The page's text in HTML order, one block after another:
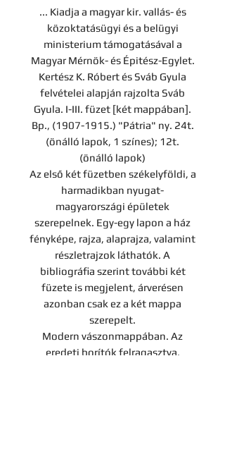
... Kiadja a magyar kir. vallás- és
közoktatásügyi és a belügyi
ministerium támogatásával a
Magyar Mérnök- és Épitész-Egylet.
Kertész K. Róbert és Sváb Gyula
felvételei alapján rajzolta Sváb
Gyula. I-III. füzet [két mappában].
Bp., (1907-1915.) "Pátria" ny. 24t.
(önálló lapok, 1 színes); 12t.
(önálló lapok)
Az első két füzetben székelyföldi, a
harmadikban nyugat-
magyarországi épületek
szerepelnek. Egy-egy lapon a ház
fényképe, rajza, alaprajza, valamint
részletrajzok láthatók. A
bibliográfia szerint további két
füzete is megjelent, árverésen
azonban csak ez a két mappa
szerepelt.
Modern vászonmappában. Az
eredeti borítók felragasztva.